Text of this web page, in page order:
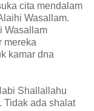
cita mendalam
Wasallam.
Wasallam
mereka
kamar dna
Shallallahu
Tidak ada shalat